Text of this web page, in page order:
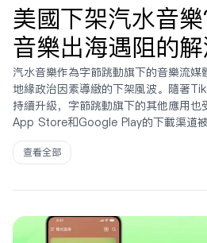
美國下架汽水音
音樂出海遇阻的
汽水音樂作為字節跳動旗下的音樂流媒
地緣政治因素導致的下架風波。隨着
持續升級，字節跳動旗下的其他應用也
App Store和Google Play的下載渠道被
查看全部